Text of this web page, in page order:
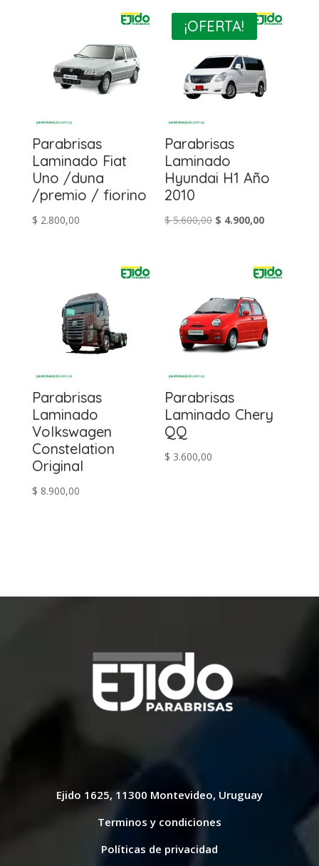
Parabrisas
Laminado Fiat
Uno /duna
/premio / fiorino
$ 2.800,00
¡OFERTA!
Parabrisas
Laminado
Hyundai H1 Año
2010
$5.600,00 El
$ 5.600,00.
$ 4.900,00El
es:
Parabrisas
Laminado
Volkswagen
Constelation
Original
$ 8.900,00
Parabrisas
Laminado Chery
QQ
$ 3.600,00
Ejido 1625, 11300 Montevideo, Uruguay
Terminos y condiciones
Políticas de privacidad